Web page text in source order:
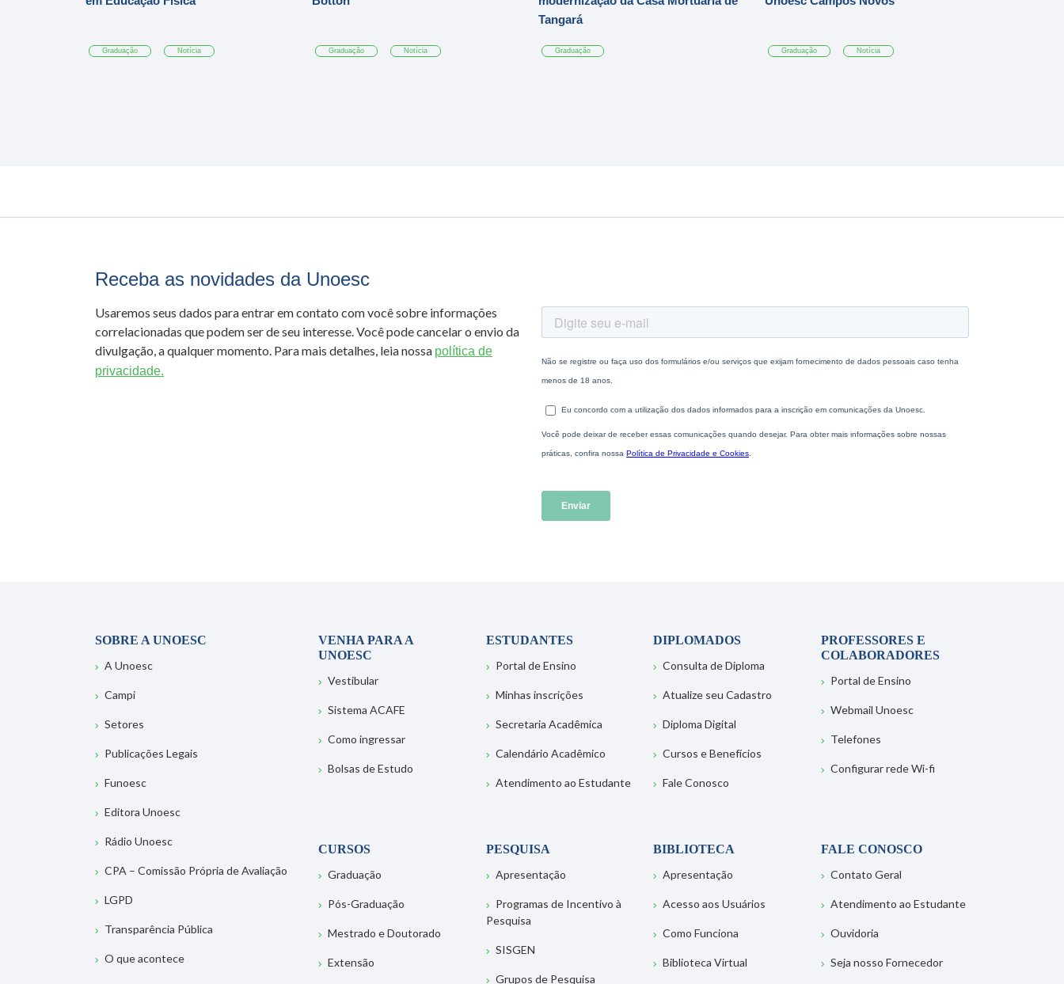
Graduação Notícia Graduação Notícia
Tangará
Graduação Graduação Notícia
Receba as novidades da Unoesc
Usaremos seus dados para entrar em contato com você sobre informações
correlacionadas que podem ser de seu interesse. Você pode cancelar o envio da
divulgação, a qualquer momento. Para mais detalhes, leia nossa política de
privacidade.
SOBRE A UNOESC
A Unoesc
Campi
Setores
Publicações Legais
Funoesc
Editora Unoesc
Rádio Unoesc
CPA – Comissão Própria de Avaliação
LGPD
Transparência Pública
O que acontece
VENHA PARA A
UNOESC
Vestibular
Sistema ACAFE
Como ingressar
Bolsas de Estudo
ESTUDANTES
Portal de Ensino
Minhas inscrições
Secretaria Acadêmica
Calendário Acadêmico
Atendimento ao Estudante
DIPLOMADOS
Consulta de Diploma
Atualize seu Cadastro
Diploma Digital
Cursos e Benefícios
Fale Conosco
PROFESSORES E
COLABORADORES
Portal de Ensino
Webmail Unoesc
Telefones
Configurar rede Wi-fi
CURSOS
Graduação
Pós-Graduação
Mestrado e Doutorado
Extensão
PESQUISA
Apresentação
Programas de Incentivo à
Pesquisa
SISGEN
Grupos de Pesquisa
BIBLIOTECA
Apresentação
Acesso aos Usuários
Como Funciona
Biblioteca Virtual
FALE CONOSCO
Contato Geral
Atendimento ao Estudante
Ouvidoria
Seja nosso Fornecedor